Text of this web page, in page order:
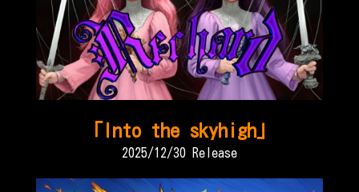
「Into the skyhigh」
2025/12/30 Release